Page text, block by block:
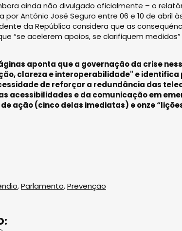
ainda não divulgado oficialmente – o
por António José Seguro entre 06 e 10 de abril
da República considera que as
“se acelerem apoios, se clarifiquem
aponta que a governação da crise
clareza e interoperabilidade" e
de reforçar a redundância das
acessibilidades e da comunicação em
ação (cinco delas imediatas) e onze
,Parlamento,Prevenção